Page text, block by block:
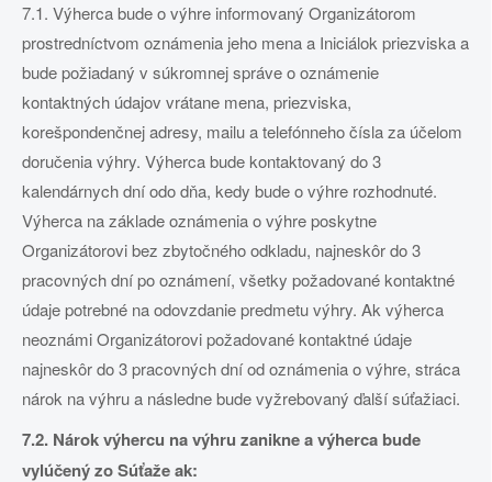
7.1. Výherca bude o výhre informovaný Organizátorom
prostredníctvom oznámenia jeho mena a Iniciálok priezviska a
bude požiadaný v súkromnej správe o oznámenie
kontaktných údajov vrátane mena, priezviska,
korešpondenčnej adresy, mailu a telefónneho čísla za účelom
doručenia výhry. Výherca bude kontaktovaný do 3
kalendárnych dní odo dňa, kedy bude o výhre rozhodnuté.
Výherca na základe oznámenia o výhre poskytne
Organizátorovi bez zbytočného odkladu, najneskôr do 3
pracovných dní po oznámení, všetky požadované kontaktné
údaje potrebné na odovzdanie predmetu výhry. Ak výherca
neoznámi Organizátorovi požadované kontaktné údaje
najneskôr do 3 pracovných dní od oznámenia o výhre, stráca
nárok na výhru a následne bude vyžrebovaný ďalší súťažiaci.
7.2. Nárok výhercu na výhru zanikne a výherca bude
vylúčený zo Súťaže ak: